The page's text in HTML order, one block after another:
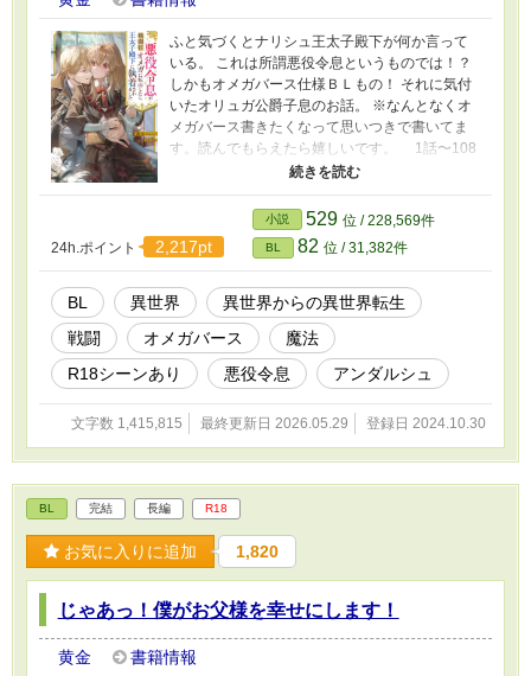
ふと気づくとナリシュ王太子殿下が何か言って
いる。 これは所謂悪役令息というものでは！？
しかもオメガバース仕様ＢＬもの！ それに気付
いたオリュガ公爵子息のお話。 ※なんとなくオ
メガバース書きたくなって思いつきで書いてま
す。読んでもらえたら嬉しいです。 1話〜108
話まで本編(２月１１日完結)。 109話から番外
り、コメントを入れていただき有難う御座いま
す！ 誤字脱字の報告有難うございます！
24h.ポイント
2,217pt
小説 529 位 / 228,569件
BL 82 位 / 31,382件
BL 異世界
異世界からの異世界転生
戦闘
オメガバース
魔法
R18シーンあり
悪役令息 アンダルシュ
文字数 1,415,815 最終更新日 2026.05.29 登録日 2024.10.30
BL 完結 長編 R18
お気に入りに追加 1,820
じゃあっ！僕がお父様を幸せにします！
黄金 書籍情報